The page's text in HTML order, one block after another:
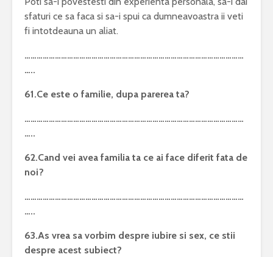
sfaturi ce sa faca si sa-i spui ca dumneavoastra ii veti
fi intotdeauna un aliat.
………………………………………………………………………………………………
…..
61.Ce este o familie, dupa parerea ta?
………………………………………………………………………………………………
…..
62.Cand vei avea familia ta ce ai face diferit fata de
noi?
………………………………………………………………………………………………
…..
63.As vrea sa vorbim despre iubire si sex, ce stii
despre acest subiect?